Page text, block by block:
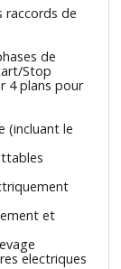
raccords de
de
Stop
4 plans pour
(incluant le
et
electriques